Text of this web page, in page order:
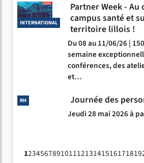
INTERNATIONAL
Partner Week -
campus santé et
territoire lillois !
Du 08 au 11/06/26 |
semaine
conférences, des
et…
RH Journée des
Jeudi 28 mai 2026 à
12345678910111213141516171819